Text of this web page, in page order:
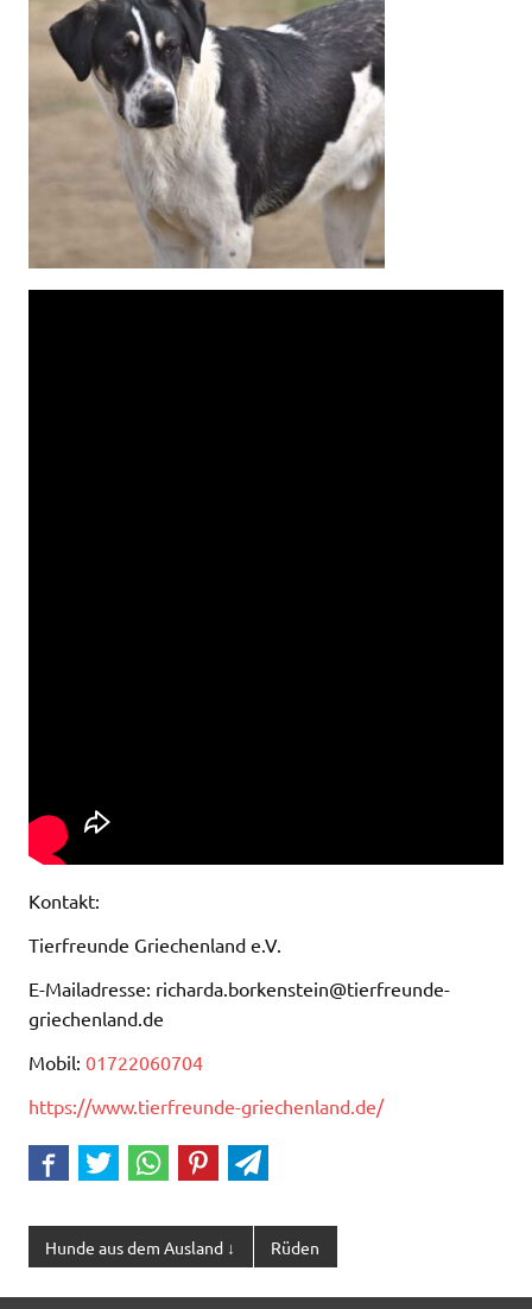
Kontakt:
Tierfreunde Griechenland e.V.
E-Mailadresse: richarda.borkenstein@tierfreunde-
griechenland.de
Mobil: 01722060704
https://www.tierfreunde-griechenland.de/
Hunde aus dem Ausland ↓ Rüden